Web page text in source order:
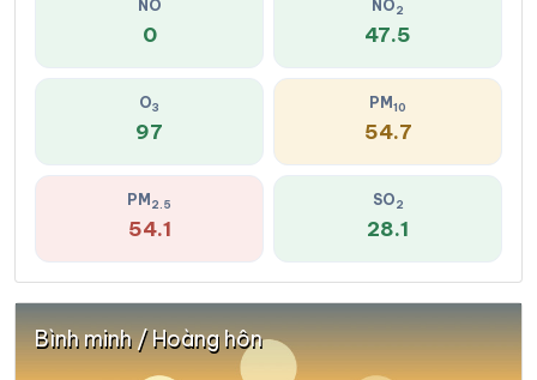
NO
0
NO2
47.5
O3
97
PM10
54.7
PM 2.5
54.1
SO2
28.1
Bình minh / Hoàng hôn